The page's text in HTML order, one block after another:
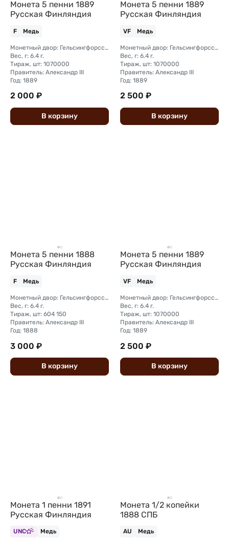
Монета 5 пенни 1889
Русская Финляндия
F Медь
Монетный двор: Гельсингфорсский монетный двор (Финляндия)
Вес, г: 6.4 г.
Тираж, шт: 1070000
Правитель: Александр III
Год: 1889
2 000 ₽
В корзину
Монета 5 пенни 1889
Русская Финляндия
VF Медь
Монетный двор: Гельсингфорсский монетный двор (Финляндия)
Вес, г: 6.4 г.
Тираж, шт: 1070000
Правитель: Александр III
Год: 1889
2 500 ₽
В корзину
Монета 5 пенни 1888
Русская Финляндия
F Медь
Монетный двор: Гельсингфорсский монетный двор (Финляндия)
Вес, г: 6.4 г.
Тираж, шт: 604 150
Правитель: Александр III
Год: 1888
3 000 ₽
В корзину
Монета 5 пенни 1889
Русская Финляндия
VF Медь
Монетный двор: Гельсингфорсский монетный двор (Финляндия)
Вес, г: 6.4 г.
Тираж, шт: 1070000
Правитель: Александр III
Год: 1889
2 500 ₽
В корзину
Монета 1 пенни 1891
Русская Финляндия
UNC Медь
Монета 1/2 копейки
1888 СПБ
AU Медь